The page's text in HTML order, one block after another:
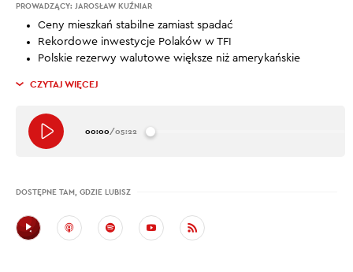
PROWADZĄCY: JAROSŁAW KUŹNIAR
Ceny mieszkań stabilne zamiast spadać
Rekordowe inwestycje Polaków w TFI
Polskie rezerwy walutowe większe niż amerykańskie
CZYTAJ WIĘCEJ
00:00/05:22
DOSTĘPNE TAM, GDZIE LUBISZ